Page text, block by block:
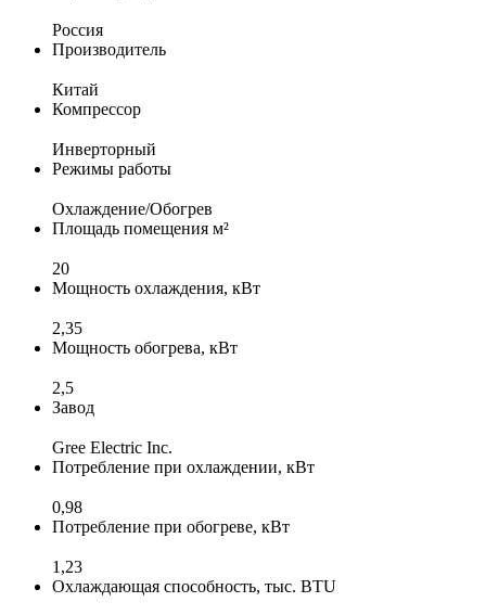
Россия
Производитель
Китай
Компрессор
Инверторный
Режимы работы
Охлаждение/Обогрев
Площадь помещения м²
20
Мощность охлаждения, кВт
2,35
Мощность обогрева, кВт
2,5
Завод
Gree Electric Inc.
Потребление при охлаждении, кВт
0,98
Потребление при обогреве, кВт
1,23
Охлаждающая способность, тыс. BTU